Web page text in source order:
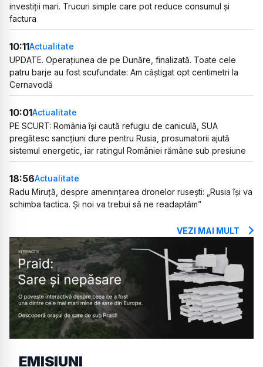
investiții mari. Trucuri simple care pot reduce consumul și
factura
10:11Actualitate
UPDATE. Operațiunea de pe Dunăre, finalizată. Toate cele
patru barje au fost scufundate: Am câștigat opt centimetri la
Cernavodă
10:01Actualitate
PE SCURT: România își caută refugiu de caniculă, SUA
pregătesc sancțiuni dure pentru Rusia, prosumatorii ajută
sistemul energetic, iar ratingul României rămâne sub presiune
18:56Actualitate
Radu Miruță, despre amenințarea dronelor rusești: „Rusia își va
schimba tactica. Și noi va trebui să ne readaptăm”
VEZI MAI MULT
EMISIUNI